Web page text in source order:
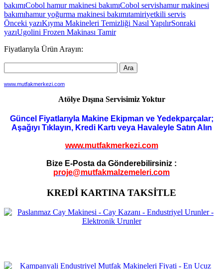
bakımıCobol hamur makinesi bakımıCobol servishamur makinesi
bakımıhamur yoğurma makinesi bakımıtamiriyetkili servis
Yazı
dolaşımı
Önceki yazıKıyma Makineleri Temizliği Nasıl YapılırSonraki
yazıUgolini Frozen Makinası Tamir
Fiyatlarıyla Ürün Arayın:
www.mutfakmerkezi.com
Atölye Dışına Servisimiz Yoktur
Güncel Fiyatlarıyla Makine Ekipman ve Yedekparçalar;
Aşağıyı Tıklayın, Kredi Kartı veya Havaleyle Satın Alın
www.mutfakmerkezi.com
Bize E-Posta da Gönderebilirsiniz :
proje@mutfakmalzemeleri.com
KREDİ KARTINA TAKSİTLE